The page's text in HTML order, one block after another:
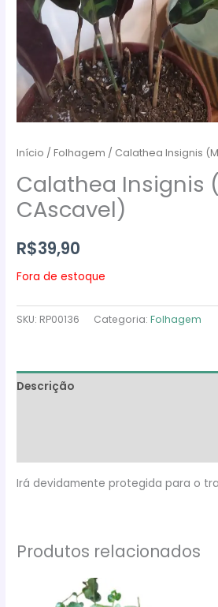
Início /Folhagem / Calathea Insignis
Calathea Insignis
CAscavel)
R$39,90
Fora de estoque
SKU: RP00136 Categoria:Folhagem
Descrição
Irá devidamente protegida para o
Produtos relacionados